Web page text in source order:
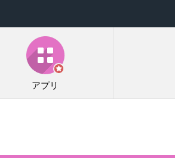
アプリ